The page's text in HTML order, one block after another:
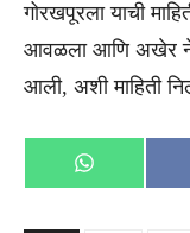
गोरखपूरला याची
आवळला आणि अखेर
आली, अशी माहिती
Share
on
WhatsApp